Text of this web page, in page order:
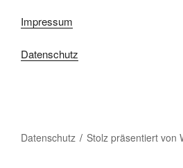
Impressum
Datenschutz
Datenschutz Stolz präsentiert von